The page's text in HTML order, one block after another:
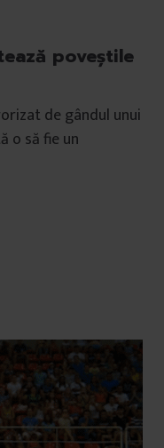
poveștile
de gândul unui
o să fie un